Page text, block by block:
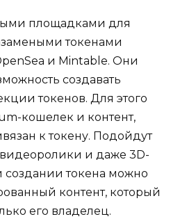
площадками для
токенами
и Mintable. Они
создавать
токенов. Для этого
кошелек и контент,
к токену. Подойдут
и даже 3D-
токена можно
контент, который
его владелец.